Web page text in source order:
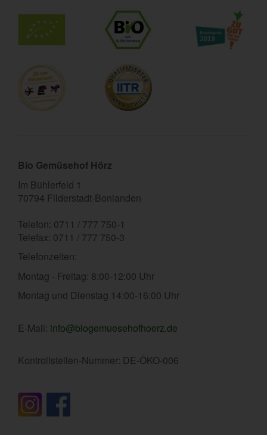
Bio Gemüsehof Hörz
Im Bühlerfeld 1
70794 Filderstadt-Bonlanden
Telefon: 0711 / 777 750-1
Telefax: 0711 / 777 750-3
Telefonzeiten:
Montag - Freitag: 8:00-12:00 Uhr
Montag und Dienstag 14:00-16:00 Uhr
E-Mail: info@biogemuesehofhoerz.de
Kontrollstellen-Nummer: DE-ÖKO-006